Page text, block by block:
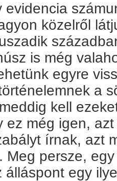
evidencia
közelről
is még
egyre
a
kell
ez még igen,
írnak, azt
Meg persze,
álláspont egy